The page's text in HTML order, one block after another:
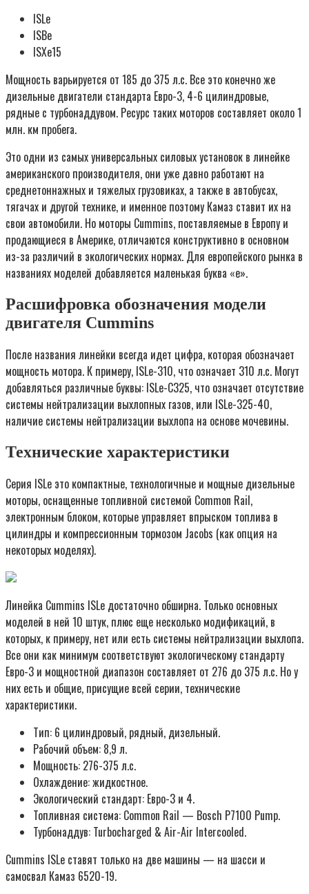
ISLe
ISBe
ISXe15
Мощность варьируется от 185 до 375 л.с. Все это конечно же
дизельные двигатели стандарта Евро-3, 4-6 цилиндровые,
рядные с турбонаддувом. Ресурс таких моторов составляет около 1
млн. км пробега.
Это одни из самых универсальных силовых установок в линейке
американского производителя, они уже давно работают на
среднетоннажных и тяжелых грузовиках, а также в автобусах,
тягачах и другой технике, и именное поэтому Камаз ставит их на
свои автомобили. Но моторы Cummins, поставляемые в Европу и
продающиеся в Америке, отличаются конструктивно в основном
из-за различий в экологических нормах. Для европейского рынка в
названиях моделей добавляется маленькая буква «e».
Расшифровка обозначения модели
двигателя Cummins
После названия линейки всегда идет цифра, которая обозначает
мощность мотора. К примеру, ISLe-310, что означает 310 л.с. Могут
добавляться различные буквы: ISLe-C325, что означает отсутствие
системы нейтрализации выхлопных газов, или ISLe-325-40,
наличие системы нейтрализации выхлопа на основе мочевины.
Технические характеристики
Серия ISLe это компактные, технологичные и мощные дизельные
моторы, оснащенные топливной системой Common Rail,
электронным блоком, которые управляет впрыском топлива в
цилиндры и компрессионным тормозом Jacobs (как опция на
некоторых моделях).
Линейка Cummins ISLe достаточно обширна. Только основных
моделей в ней 10 штук, плюс еще несколько модификаций, в
которых, к примеру, нет или есть системы нейтрализации выхлопа.
Все они как минимум соответствуют экологическому стандарту
Евро-3 и мощностной диапазон составляет от 276 до 375 л.с. Но у
них есть и общие, присущие всей серии, технические
характеристики.
Тип: 6 цилиндровый, рядный, дизельный.
Рабочий объем: 8,9 л.
Мощность: 276-375 л.с.
Охлаждение: жидкостное.
Экологический стандарт: Евро-3 и 4.
Топливная система: Common Rail — Bosch P7100 Pump.
Турбонаддув: Turbocharged & Air-Air Intercooled.
Cummins ISLe ставят только на две машины — на шасси и
самосвал Камаз 6520-19.